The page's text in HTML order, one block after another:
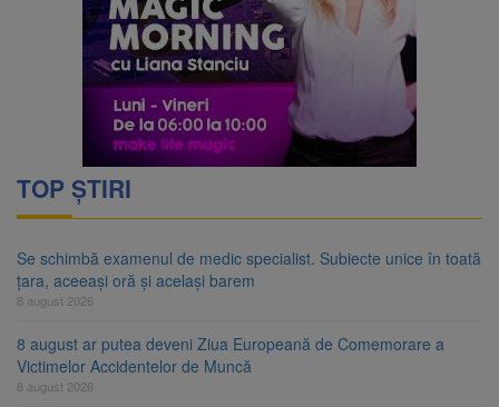
TOP ȘTIRI
Se schimbă examenul de medic specialist. Subiecte unice în toată
țara, aceeași oră și același barem
8 august 2026
8 august ar putea deveni Ziua Europeană de Comemorare a
Victimelor Accidentelor de Muncă
8 august 2026